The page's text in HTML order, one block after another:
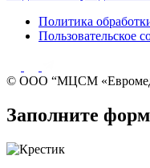
Политика
Пользовательское
© ООО “МЦСМ
Заполните